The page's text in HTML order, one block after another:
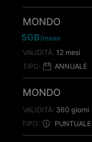
MONDO
TIPO: ANNUALE
5GB/mese
VALIDITÀ: 12 mesi
MONDO
TIPO: PUNTUALE
VALIDITÀ: 360 giorni